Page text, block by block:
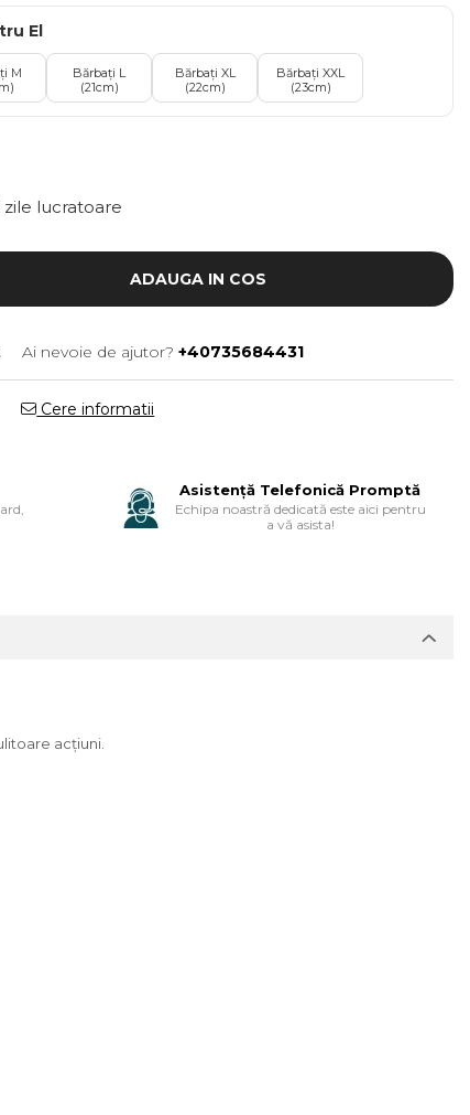
El
M
Bărbați L
(21cm)
Bărbați XL
(22cm)
Bărbați XXL
(23cm)
zile lucratoare
ADAUGA IN COS
Ai nevoie de ajutor? +40735684431
Cere informatii
Asistență Telefonică Promptă
Echipa noastră dedicată este aici pentru
a vă asista!
acțiuni.